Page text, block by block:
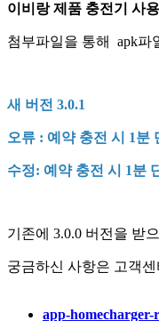
이비랑 제품 충전기 사
첨부파일을 통해 apk파
새 버전 3.0.1
오류 : 예약 충전 시 1분
수정: 예약 충전 시 1분
기존에 3.0.0 버전을 받
궁금하신 사항은 고객
app-homecharger-